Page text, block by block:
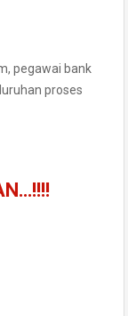
pegawai bank
proses